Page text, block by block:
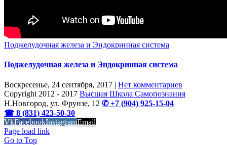
Поджелудочная железа и Эндокринная система
Поджелудочная железа и Эндокринная система
Воскресенье, 24 сентября, 2017 | Нет комментариев
Copyright 2012 - 2017 Высшая Школа Самопознания
Н.Новгород, ул. Фрунзе, 12 ✆ +7 (904) 925-15-04
☎ 8 (831) 423-50-30
VkFacebookInstagramEmail
Page load link
Go to Top